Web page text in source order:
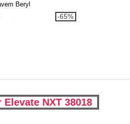
Beryl
-65%
NXT 38018